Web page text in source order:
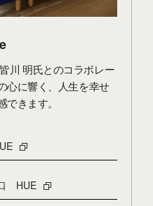
川 明氏とのコラボレー
心に響く、人生を幸せ
きます。
HUE